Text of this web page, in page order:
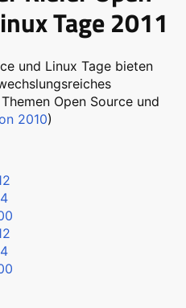
Tage 2011
und Linux Tage bieten
Open Source und
2010)